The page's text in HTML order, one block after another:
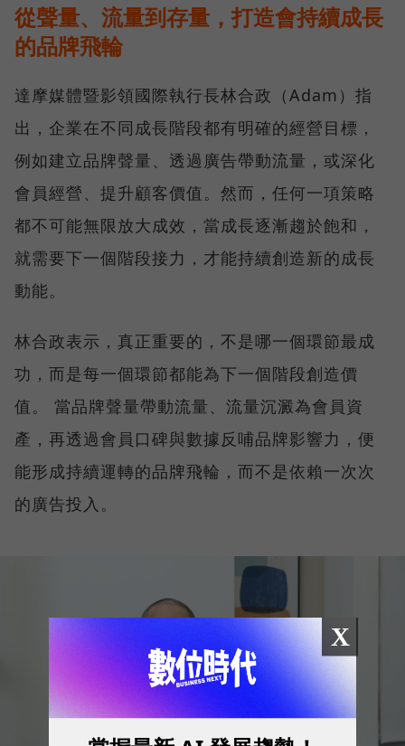
從聲量、流量到存量，打造會持續成長
的品牌飛輪
達摩媒體暨影領國際執行長林合政（Adam）指
出，企業在不同成長階段都有明確的經營目標，
例如建立品牌聲量、透過廣告帶動流量，或深化
會員經營、提升顧客價值。然而，任何一項策略
都不可能無限放大成效，當成長逐漸趨於飽和，
就需要下一個階段接力，才能持續創造新的成長
動能。
林合政表示，真正重要的，不是哪一個環節最成
功，而是每一個環節都能為下一個階段創造價
值。 當品牌聲量帶動流量、流量沉澱為會員資
產，再透過會員口碑與數據反哺品牌影響力，便
能形成持續運轉的品牌飛輪，而不是依賴一次次
的廣告投入。
X